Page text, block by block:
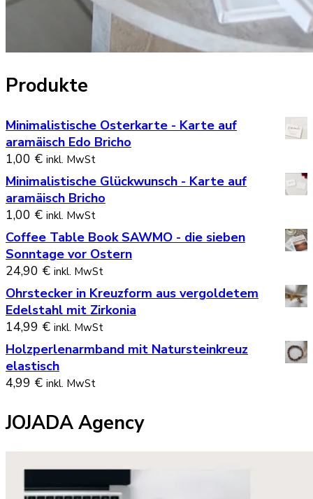
Produkte
Minimalistische Osterkarte - Karte auf
aramäisch Edo Bricho
1,00 € inkl. MwSt
Minimalistische Glückwunsch - Karte auf
aramäisch Bricho
1,00 € inkl. MwSt
Coffee Table Book SAWMO - die sieben
Sonntage vor Ostern
24,90 € inkl. MwSt
Ohrstecker in Kreuzform aus vergoldetem
Edelstahl mit Zirkonia
14,99 € inkl. MwSt
Holzperlenarmband mit Natursteinkreuz
elastisch
4,99 € inkl. MwSt
JOJADA Agency